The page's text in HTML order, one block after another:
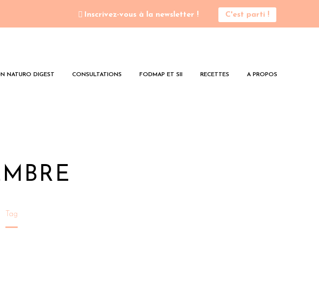
Inscrivez-vous à la newsletter ! C'est parti !
NATURO DIGEST CONSULTATIONS FODMAP ET SII RECETTES A PROPOS
Tag